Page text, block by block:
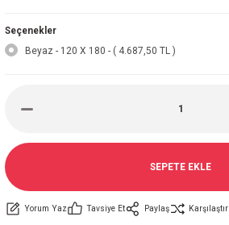
Seçenekler
Beyaz - 120 X 180 - ( 4.687,50 TL )
SEPETE EKLE
Yorum Yaz Tavsiye Et Paylaş Karşılaştır